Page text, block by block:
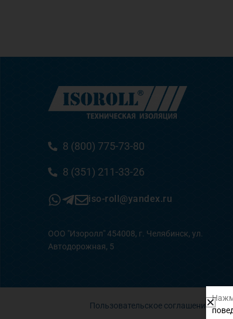
8 (800) 775-73-80
8 (351) 211-33-26
iso-roll@yandex.ru
ООО "Изоролл" 454008, г. Челябинск, ул.
Автодорожная, 5
Пользовательское соглашение